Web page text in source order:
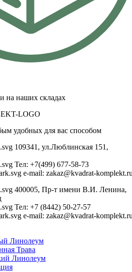
на наших складах
удобных для вас способом
109341, ул.Люблинская 151,
Тел: +7(499) 677-58-73
e-mail: zakaz@kvadrat-
400005, Пр-т имени В.И. Ленина,
Тел: +7 (8442) 50-27-57
e-mail: zakaz@kvadrat-
Линолеум
Трава
Линолеум